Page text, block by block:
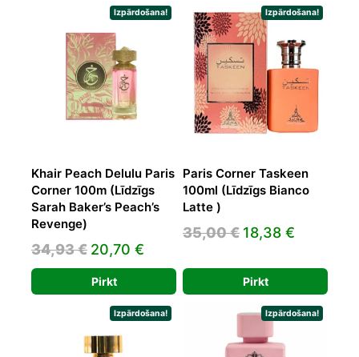
Izpārdošana!
Khair Peach Delulu Paris
Corner 100m (Līdzīgs
Sarah Baker’s Peach’s
Revenge)
34,93€ Original
price
was:
34,93 €.
20,70 €
price
is:
20,70 €.
Pirkt
Izpārdošana!
Paris Corner Taskeen
100ml (Līdzīgs Bianco
Latte )
35,00€ Original
was:
35,00 €.
18,38 €
18,38 €.
Pirkt
Izpārdošana! Izpārdošana!